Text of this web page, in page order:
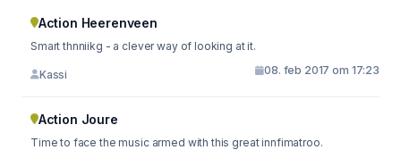
Action Heerenveen
Smart thnniikg - a clever way of looking at it.
Kassi 08. feb 2017 om 17:23
Action Joure
Time to face the music armed with this great innfimatroo.